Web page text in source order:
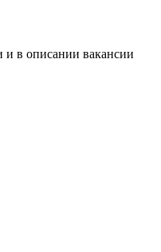
и в описании вакансии